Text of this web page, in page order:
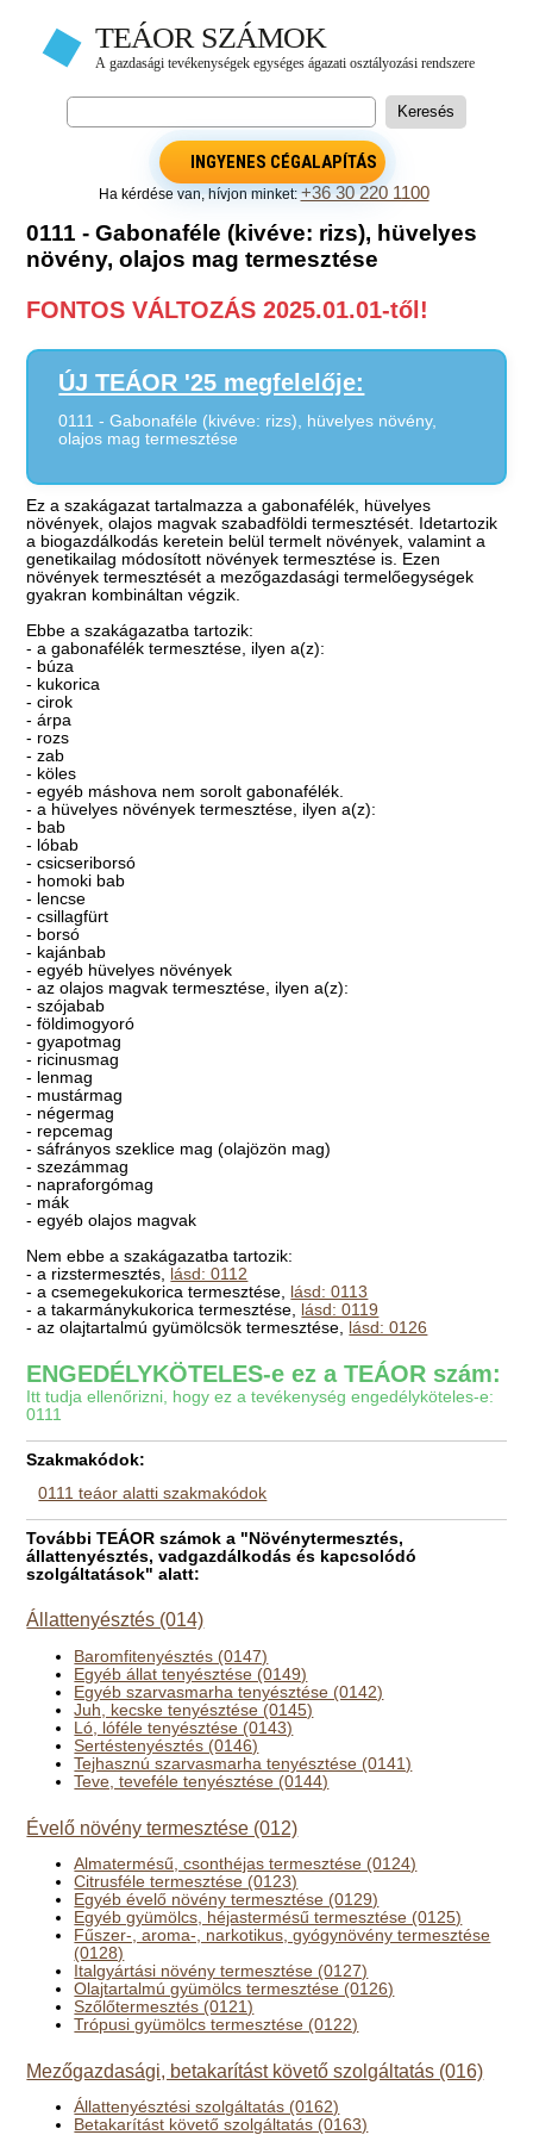
INGYENES CÉGALAPÍTÁS
Ha kérdése van, hívjon minket:+36 30 220 1100
0111 - Gabonaféle (kivéve: rizs), hüvelyes
növény, olajos mag termesztése
FONTOS VÁLTOZÁS 2025.01.01-től!
ÚJ TEÁOR '25 megfelelője:
0111 - Gabonaféle (kivéve: rizs), hüvelyes növény,
olajos mag termesztése
Ez a szakágazat tartalmazza a gabonafélék, hüvelyes
növények, olajos magvak szabadföldi termesztését. Idetartozik
a biogazdálkodás keretein belül termelt növények, valamint a
genetikailag módosított növények termesztése is. Ezen
növények termesztését a mezőgazdasági termelőegységek
gyakran kombináltan végzik.
Ebbe a szakágazatba tartozik:
- a gabonafélék termesztése, ilyen a(z):
- búza
- kukorica
- cirok
- árpa
- rozs
- zab
- köles
- egyéb máshova nem sorolt gabonafélék.
- a hüvelyes növények termesztése, ilyen a(z):
- bab
- lóbab
- csicseriborsó
- homoki bab
- lencse
- csillagfürt
- borsó
- kajánbab
- egyéb hüvelyes növények
- az olajos magvak termesztése, ilyen a(z):
- szójabab
- földimogyoró
- gyapotmag
- ricinusmag
- lenmag
- mustármag
- négermag
- repcemag
- sáfrányos szeklice mag (olajözön mag)
- szezámmag
- napraforgómag
- mák
- egyéb olajos magvak
Nem ebbe a szakágazatba tartozik:
- a rizstermesztés, lásd: 0112
- a csemegekukorica termesztése, lásd: 0113
- a takarmánykukorica termesztése, lásd: 0119
- az olajtartalmú gyümölcsök termesztése, lásd: 0126
ENGEDÉLYKÖTELES-e ez a TEÁOR szám:
Itt tudja ellenőrizni, hogy ez a tevékenység engedélyköteles-e:
0111
Szakmakódok:
0111 teáor alatti szakmakódok
További TEÁOR számok a "Növénytermesztés,
állattenyésztés, vadgazdálkodás és kapcsolódó
szolgáltatások" alatt:
Állattenyésztés (014)
Baromfitenyésztés (0147)
Egyéb állat tenyésztése (0149)
Egyéb szarvasmarha tenyésztése (0142)
Juh, kecske tenyésztése (0145)
Ló, lóféle tenyésztése (0143)
Sertéstenyésztés (0146)
Tejhasznú szarvasmarha tenyésztése (0141)
Teve, teveféle tenyésztése (0144)
Évelő növény termesztése (012)
Almatermésű, csonthéjas termesztése (0124)
Citrusféle termesztése (0123)
Egyéb évelő növény termesztése (0129)
Egyéb gyümölcs, héjastermésű termesztése (0125)
Fűszer-, aroma-, narkotikus, gyógynövény termesztése
(0128)
Italgyártási növény termesztése (0127)
Olajtartalmú gyümölcs termesztése (0126)
Szőlőtermesztés (0121)
Trópusi gyümölcs termesztése (0122)
Mezőgazdasági, betakarítást követő szolgáltatás (016)
Állattenyésztési szolgáltatás (0162)
Betakarítást követő szolgáltatás (0163)